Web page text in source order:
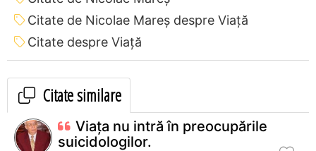
Citate de Nicolae Mareș despre Viață
Citate despre Viață
Citate similare
Viaţa nu intră în preocupările
suicidologilor.